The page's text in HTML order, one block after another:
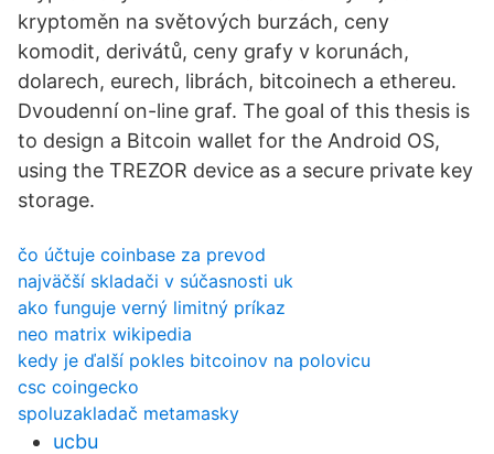
kryptoměn na světových burzách, ceny
komodit, derivátů, ceny grafy v korunách,
dolarech, eurech, librách, bitcoinech a ethereu.
Dvoudenní on-line graf. The goal of this thesis is
to design a Bitcoin wallet for the Android OS,
using the TREZOR device as a secure private key
storage.
čo účtuje coinbase za prevod
najväčší skladači v súčasnosti uk
ako funguje verný limitný príkaz
neo matrix wikipedia
kedy je ďalší pokles bitcoinov na polovicu
csc coingecko
spoluzakladač metamasky
ucbu